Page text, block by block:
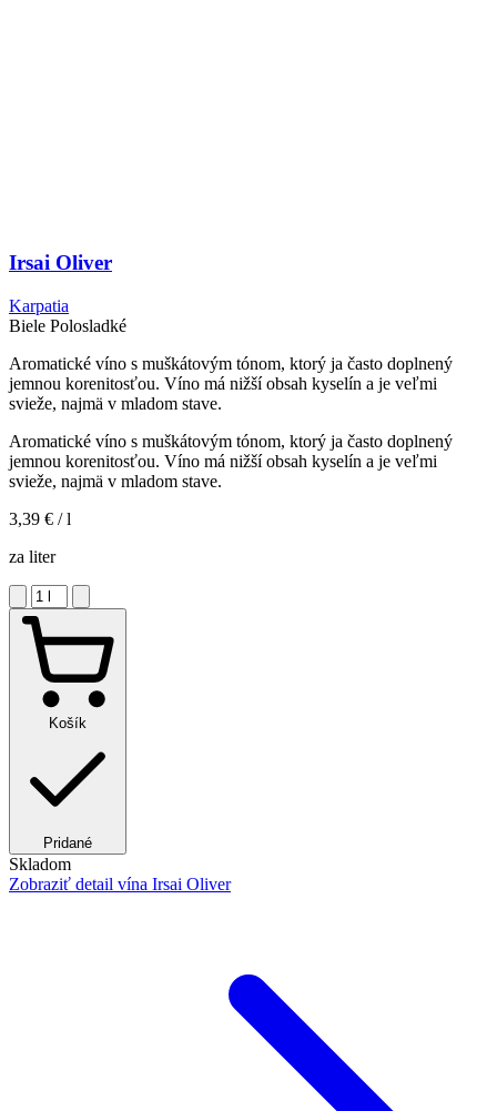
Irsai Oliver
Karpatia
Biele Polosladké
Aromatické víno s muškátovým tónom, ktorý ja často doplnený
jemnou korenitosťou. Víno má nižší obsah kyselín a je veľmi
svieže, najmä v mladom stave.
Aromatické víno s muškátovým tónom, ktorý ja často doplnený
jemnou korenitosťou. Víno má nižší obsah kyselín a je veľmi
svieže, najmä v mladom stave.
3,39 € / l
za liter
Košík
Pridané
Skladom
Zobraziť detail vína Irsai Oliver